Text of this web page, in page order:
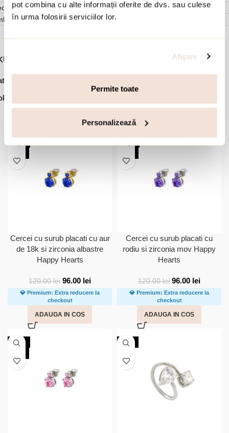
pot combina cu alte informații oferite de dvs. sau culese
în urma folosirii serviciilor lor.
Afişare
Permite toate
Personalizează
(0)
, , ,
Accesorii din aceeasi colectie:
Cercei cu surub placati cu aur
de 18k si zirconia albastre
Happy Hearts
120.00lei 96.00 lei
💎 Premium: Extra reducere la
checkout
ADAUGA IN COS
Cercei cu surub placati cu
rodiu si zirconia mov Happy
Hearts
120.00lei 96.00 lei
💎 Premium: Extra reducere la
checkout
ADAUGA IN COS
-20%
NOU